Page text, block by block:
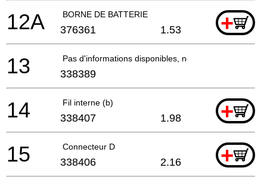
BORNE DE BATTERIE +
12A 376361 1.53
Pas d'informations disponibles, non commandable
13 338389
Fil interne (b) +
14 338407 1.98
Connecteur D +
15 338406 2.16